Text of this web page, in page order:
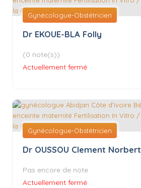
Gynécologue-Obstétricien
Dr EKOUE-BLA Folly
(0 note(s))
Actuellement fermé
Gynécologue-Obstétricien
Dr OUSSOU Clement Norbert
Pas encore de note
Actuellement fermé